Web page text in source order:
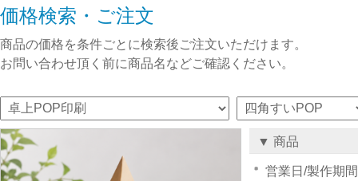
価格検索・ご注文
商品の価格を条件ごとに検索後ご注文いただけます。
お問い合わせ頂く前に商品名などご確認ください。
▼ 商品
営業日/製作期間